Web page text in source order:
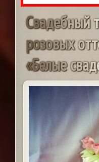
Свадебныйт
розовыхотт
«Белыесвад